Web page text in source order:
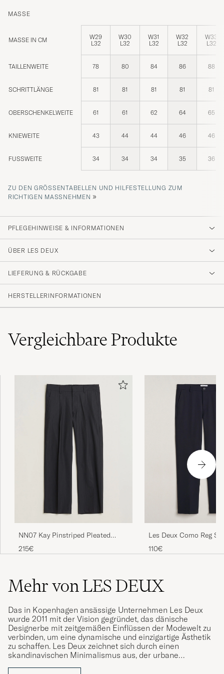
MASSE
MASSE IN CM
W29
L32
W30
L32
W31
L32
W32
L32
W33
L32
TAILLENWEITE 78 80 84 86 88
SCHRITTLÄNGE 81 81 81 81 81
OBERSCHENKELWEITE 61 61 62 64 65
KNIEWEITE 43 44 44 46 46
FUSSWEITE 34 34 34 35 36
ZU DEN GRÖSSENTABELLEN UND HILFESTELLUNG ZUM R
ICHTIGEN MASSNEHMEN
»
PFLEGEHINWEISE & INFORMATIONEN
ÜBER LES DEUX
LIEFERUNG & RÜCKGABE
HERSTELLERINFORMATIONEN
VergleichbareProdukte
NN07 Kay Pinstriped Pleated
Trousers Navy Blue
215€
Les Deux Como Reg
Navy
110€
Mehr von LES DEUX
Das in Kopenhagen ansässige Unternehmen Les Deux
wurde 2011 mit der Vision gegründet, das dänische
Designerbe mit zeitgemäßen Einflüssen der Modewelt zu
verbinden, um eine dynamische und einzigartige Ästhetik
zu schaffen. Les Deux zeichnet sich durch einen
skandinavischen Minimalismus aus, der urbane